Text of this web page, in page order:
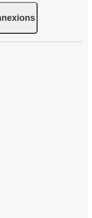
billet de bus pour un
choisir entre
: carte bancaire,
Pay. Vous pouvez